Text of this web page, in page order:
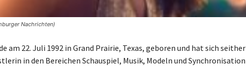
Nachrichten)
am 22. Juli 1992 in Grand Prairie, Texas, geboren und hat sich seither
in den Bereichen Schauspiel, Musik, Modeln und Synchronisation